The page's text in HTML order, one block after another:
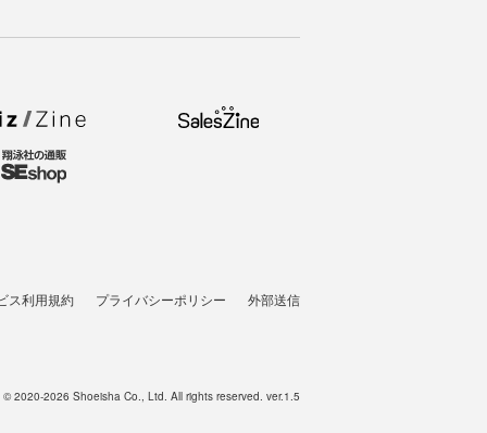
ス利用規約 プライバシーポリシー 外部送信
2020-2026 Shoeisha Co., Ltd. All rights reserved. ver.1.5